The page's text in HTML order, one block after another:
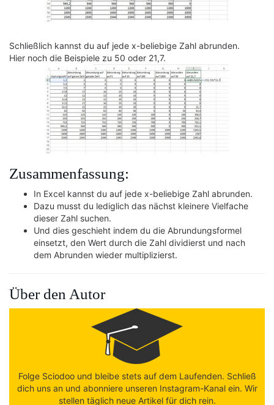
Schließlich kannst du auf jede x-beliebige Zahl abrunden.
Hier noch die Beispiele zu 50 oder 21,7.
Zusammenfassung:
In Excel kannst du auf jede x-beliebige Zahl abrunden.
Dazu musst du lediglich das nächst kleinere Vielfache
dieser Zahl suchen.
Und dies geschieht indem du die Abrundungsformel
einsetzt, den Wert durch die Zahl dividierst und nach
dem Abrunden wieder multiplizierst.
Über den Autor
Folge Sciodoo und bleibe stets auf dem Laufenden. Schließ
dich uns an und abonniere unseren Instagram-Kanal ein. Wir
stellen täglich neue Artikel für dich rein.